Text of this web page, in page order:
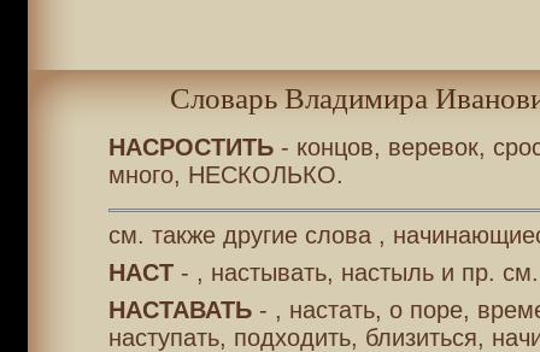
Словарь Владимира
НАСРОСТИТЬ- концов, веревок,
много, НЕСКОЛЬКО.
см. также другие слова ,
НАСТ- , настывать, настыль и пр.
НАСТАВАТЬ- , настать, о поре,
наступать, подходить, близиться,